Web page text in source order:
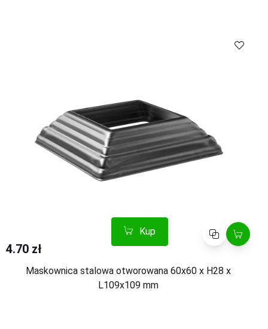
Kup Porównaj
4.70 zł
Maskownica stalowa otworowana 60x60 x H28 x
L109x109 mm